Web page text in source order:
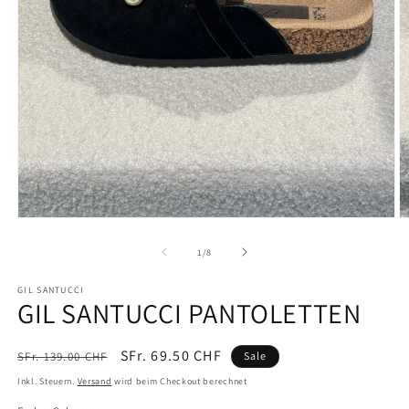
1/von
8
GIL SANTUCCI
GIL SANTUCCI PANTOLETTEN
Normaler
Preis
SFr. 139.00 CHF Verkaufspreis
SFr. 69.50 CHF Sale
Inkl. Steuern. Versand wird beim Checkout berechnet